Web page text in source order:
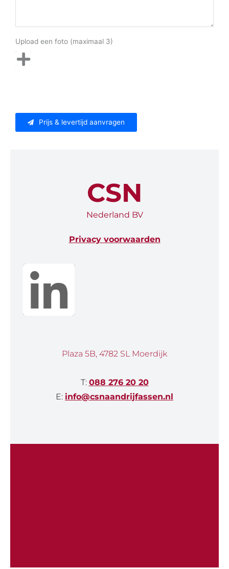
Upload een foto (maximaal 3)
Prijs & levertijd aanvragen
CSN
Nederland BV
Privacy voorwaarden
Plaza 5B, 4782 SL Moerdijk
T: 088 276 20 20
E: info@csnaandrijfassen.nl